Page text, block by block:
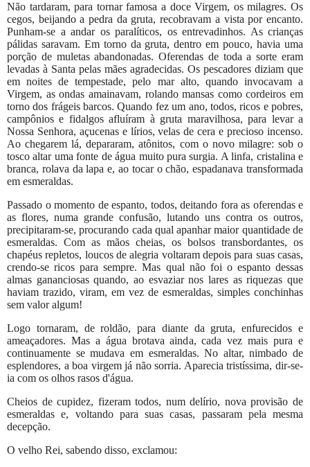
Não tardaram, para tornar famosa a doce Virgem, os milagres. Os
cegos, beijando a pedra da gruta, recobravam a vista por encanto.
Punham-se a andar os paralíticos, os entrevadinhos. As crianças
pálidas saravam. Em torno da gruta, dentro em pouco, havia uma
porção de muletas abandonadas. Oferendas de toda a sorte eram
levadas à Santa pelas mães agradecidas. Os pescadores diziam que
em noites de tempestade, pelo mar alto, quando invocavam a
Virgem, as ondas amainavam, rolando mansas como cordeiros em
torno dos frágeis barcos. Quando fez um ano, todos, ricos e pobres,
campônios e fidalgos afluíram à gruta maravilhosa, para levar a
Nossa Senhora, açucenas e lírios, velas de cera e precioso incenso.
Ao chegarem lá, depararam, atônitos, com o novo milagre: sob o
tosco altar uma fonte de água muito pura surgia. A linfa, cristalina e
branca, rolava da lapa e, ao tocar o chão, espadanava transformada
em esmeraldas.
Passado o momento de espanto, todos, deitando fora as oferendas e
as flores, numa grande confusão, lutando uns contra os outros,
precipitaram-se, procurando cada qual apanhar maior quantidade de
esmeraldas. Com as mãos cheias, os bolsos transbordantes, os
chapéus repletos, loucos de alegria voltaram depois para suas casas,
crendo-se ricos para sempre. Mas qual não foi o espanto dessas
almas gananciosas quando, ao esvaziar nos lares as riquezas que
haviam trazido, viram, em vez de esmeraldas, simples conchinhas
sem valor algum!
Logo tornaram, de roldão, para diante da gruta, enfurecidos e
ameaçadores. Mas a água brotava ainda, cada vez mais pura e
continuamente se mudava em esmeraldas. No altar, nimbado de
esplendores, a boa virgem já não sorria. Aparecia tristíssima, dir-se-
ia com os olhos rasos d'água.
Cheios de cupidez, fizeram todos, num delírio, nova provisão de
esmeraldas e, voltando para suas casas, passaram pela mesma
decepção.
O velho Rei, sabendo disso, exclamou: